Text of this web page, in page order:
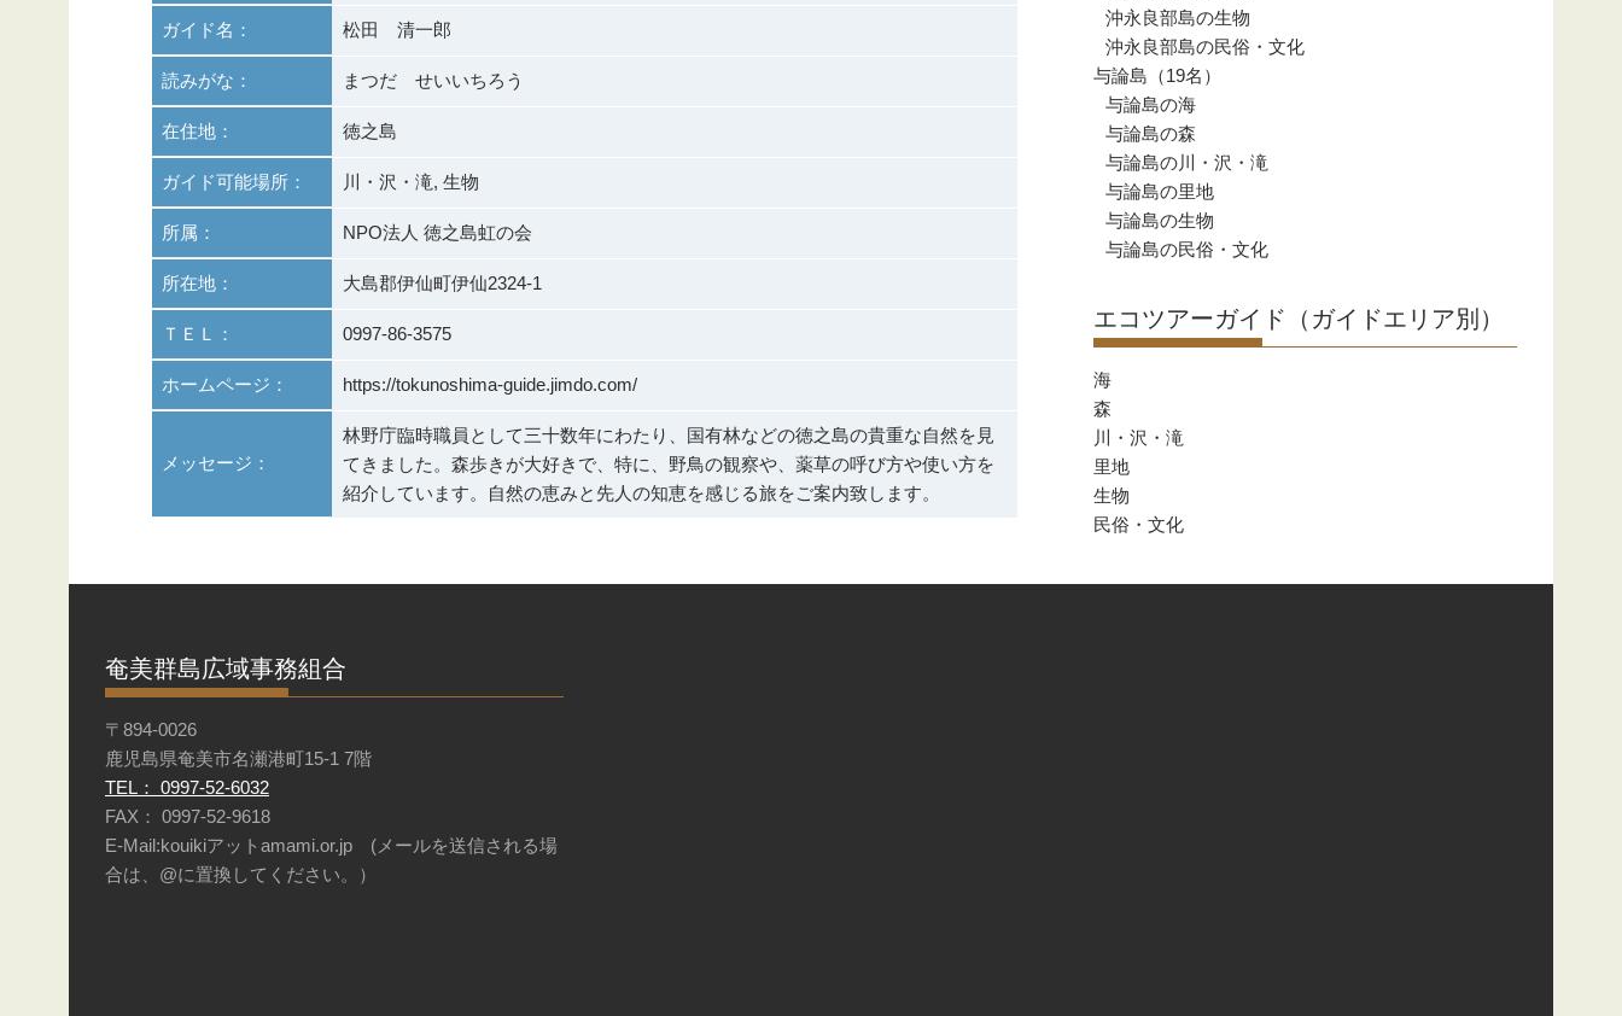
ガイド名： 松田 清一郎
読みがな： まつだ せいいちろう
在住地： 徳之島
ガイド可能場所： 川・沢・滝, 生物
所属： NPO法人 徳之島虹の会
所在地： 大島郡伊仙町伊仙2324-1
ＴＥＬ： 0997-86-3575
ホームページ： https://tokunoshima-guide.jimdo.com/
メッセージ：
林野庁臨時職員として三十数年にわたり、国有林などの徳之島の貴重な自然を見
てきました。森歩きが大好きで、特に、野鳥の観察や、薬草の呼び方や使い方を
紹介しています。自然の恵みと先人の知恵を感じる旅をご案内致します。
沖永良部島の生物
沖永良部島の民俗・文化
与論島（19名）
与論島の海
与論島の森
与論島の川・沢・滝
与論島の里地
与論島の生物
与論島の民俗・文化
エコツアーガイド（ガイドエリア別）
海
森
川・沢・滝
里地
生物
民俗・文化
奄美群島広域事務組合
〒894-0026
鹿児島県奄美市名瀬港町15-1 7階
TEL： 0997-52-6032
FAX： 0997-52-9618
E-Mail:kouikiアットamami.or.jp (メールを送信される場
合は、@に置換してください。）